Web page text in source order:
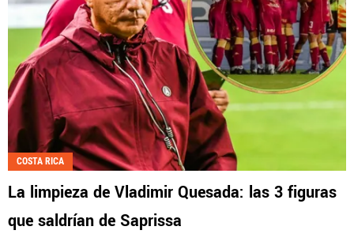
COSTA RICA
La limpieza de Vladimir Quesada: las 3 figuras
que saldrían de Saprissa